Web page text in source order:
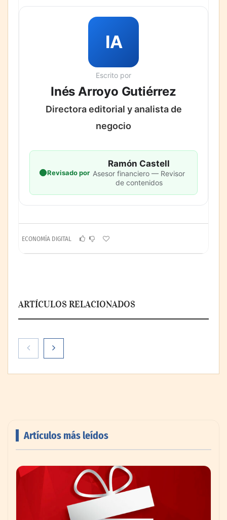
IA
Escrito por
Inés Arroyo Gutiérrez
Directora editorial y analista de
negocio
Revisado por
Ramón Castell
Asesor financiero — Revisor
de contenidos
ECONOMÍA DIGITAL
ARTÍCULOS RELACIONADOS
impulsando la colaboración en el sector
Artículos más leídos